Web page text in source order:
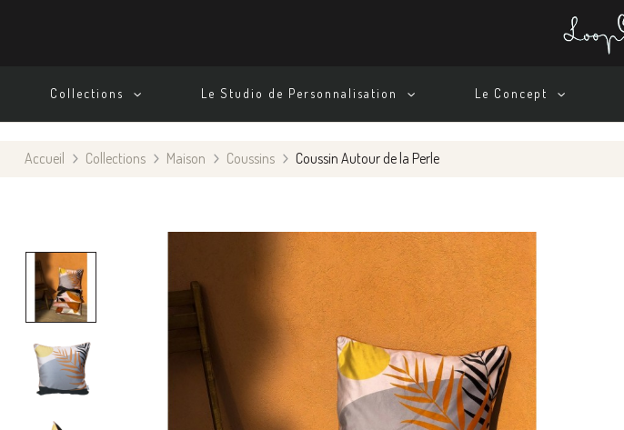
Collections Le Studio de Personnalisation Le Concept
Accueil Collections Maison Coussins Coussin Autour de la Perle